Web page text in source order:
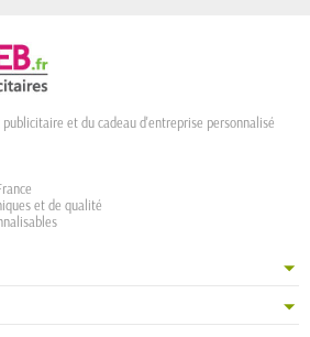
et du cadeau d'entreprise personnalisé
et de qualité